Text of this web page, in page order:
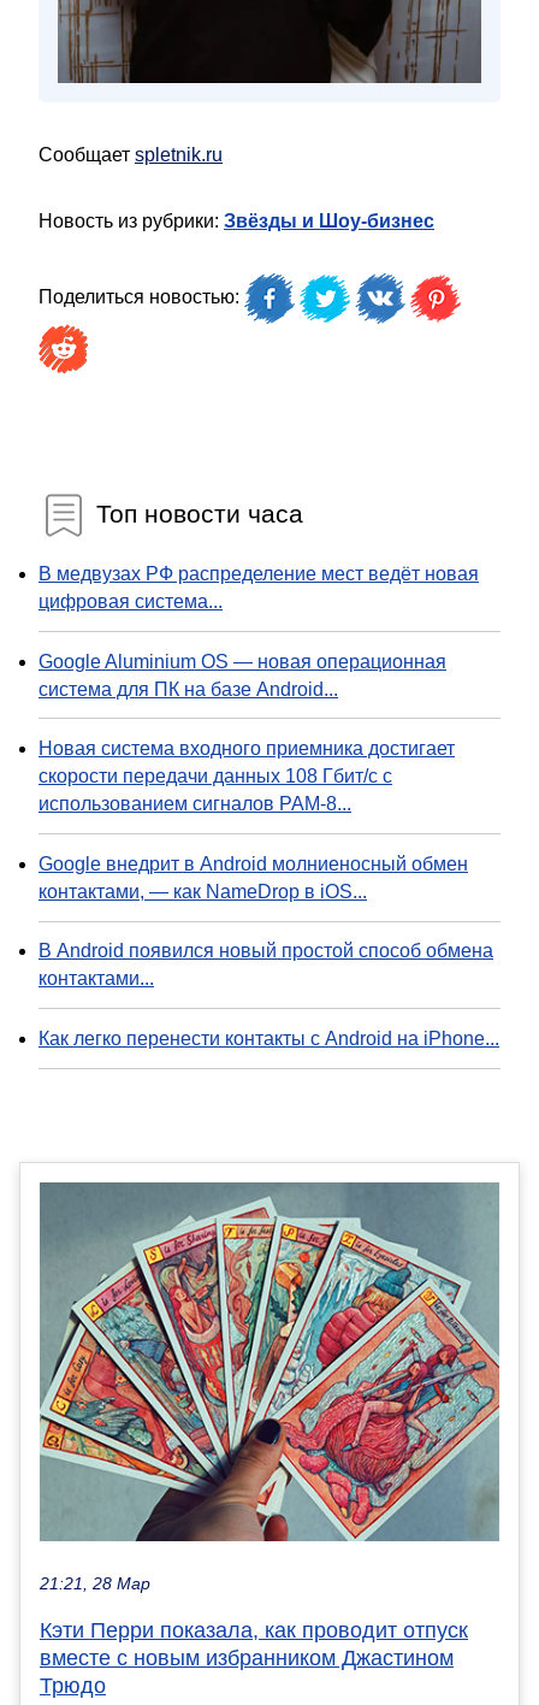
Сообщает spletnik.ru
Новость из рубрики: Звёзды и Шоу-бизнес
Поделиться новостью:
Топ новости часа
В медвузах РФ распределение мест ведёт новая
цифровая система...
Google Aluminium OS — новая операционная
система для ПК на базе Android...
Новая система входного приемника достигает
скорости передачи данных 108 Гбит/с с
использованием сигналов PAM-8...
Google внедрит в Android молниеносный обмен
контактами, — как NameDrop в iOS...
В Android появился новый простой способ обмена
контактами...
Как легко перенести контакты с Android на iPhone...
21:21, 28 Мар
Кэти Перри показала, как проводит отпуск
вместе с новым избранником Джастином
Трюдо